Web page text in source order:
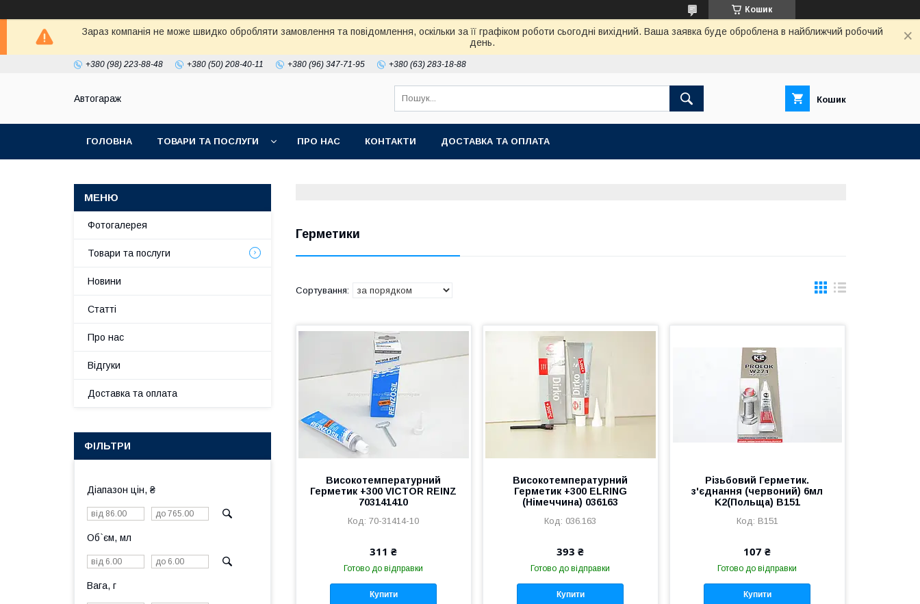
Кошик
Зараз компанія не може швидко обробляти замовлення та повідомлення, оскільки за її графіком роботи сьогодні вихідний. Ваша заявка буде оброблена в найближчий робочий
день.
+380 (98) 223-88-48 +380 (50) 208-40-11 +380 (96) 347-71-95 +380 (63) 283-18-88
Автогараж Кошик
ГОЛОВНА ТОВАРИ ТА ПОСЛУГИ ПРО НАС КОНТАКТИ ДОСТАВКА ТА ОПЛАТА
Герметики
Високотемпературний
Герметик +300 VICTOR REINZ
703141410
70-31414-10
311 ₴
Готово до відправки
Купити
Високотемпературний
Герметик +300 ELRING
(Німеччина) 036163
036.163
393 ₴
Готово до відправки
Купити
Різьбовий Герметик.
з'єднання (червоний) 6мл
K2(Польща) B151
B151
107 ₴
Готово до відправки
Купити
Фотогалерея
Товари та послуги
Новини
Статті
Про нас
Відгуки
Доставка та оплата
ФІЛЬТРИ
Діапазон цін, ₴
Об`єм, мл
Вага, г